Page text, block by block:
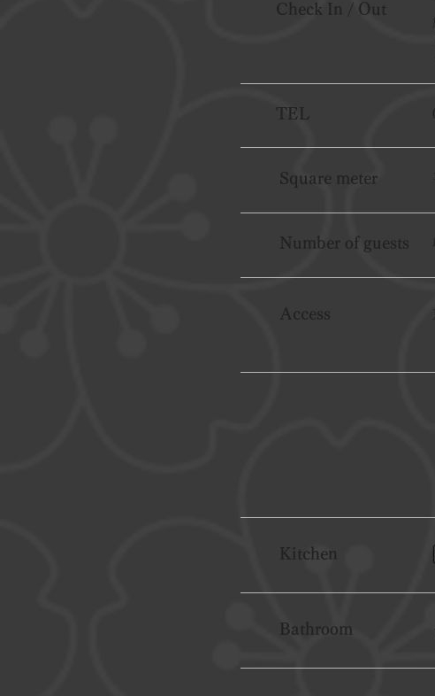
Check In / Out
TEL
Square meter
Number of guests
Access
Kitchen
Bathroom